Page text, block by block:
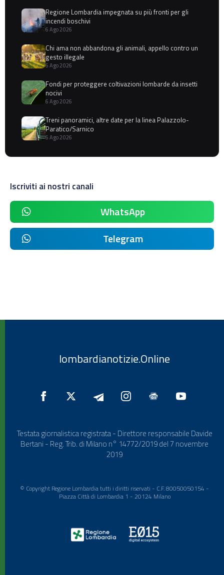
Regione Lombardia impegnata su più fronti per gli
incendi boschivi
6 Ago 2026
Chi ama non abbandona gli animali, appello contro un
gesto illegale
6 Ago 2026
Fondi per proteggere coltivazioni lombarde da insetti
nocivi
6 Ago 2026
Treni panoramici, altre date per la linea Palazzolo-
Paratico/Sarnico
6 Ago 2026
Iscriviti ai nostri canali
WhatsApp
Telegram
lombardianotizie.Online
Testata giornalistica registrata - Direttore responsabile Davide
Bertani - Reg. Trib. di Milano n° 14772/2019 del 7 novembre
2019
© Copyright Regione Lombardia tutti i diritti riservati - C.F. 80050050154 -
Piazza Città di Lombardia 1 - 20124 Milano